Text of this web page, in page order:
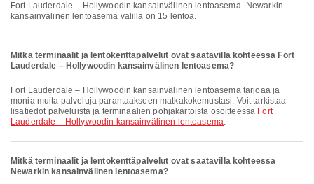
Fort Lauderdale – Hollywoodin kansainvälinen lentoasema–Newarkin
kansainvälinen lentoasema välillä on 15 lentoa.
Mitkä terminaalit ja lentokenttäpalvelut ovat saatavilla kohteessa Fort
Lauderdale – Hollywoodin kansainvälinen lentoasema?
Fort Lauderdale – Hollywoodin kansainvälinen lentoasema tarjoaa ja
monia muita palveluja parantaakseen matkakokemustasi. Voit tarkistaa
lisätiedot palveluista ja terminaalien pohjakartoista osoitteessa Fort
Lauderdale – Hollywoodin kansainvälinen lentoasema.
Mitkä terminaalit ja lentokenttäpalvelut ovat saatavilla kohteessa
Newarkin kansainvälinen lentoasema?